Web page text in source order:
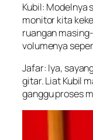
Kubil: Modelnya
monitor kita
ruangan
volumenya
Jafar: Iya,
gitar. Liat Kubil
ganggu proses